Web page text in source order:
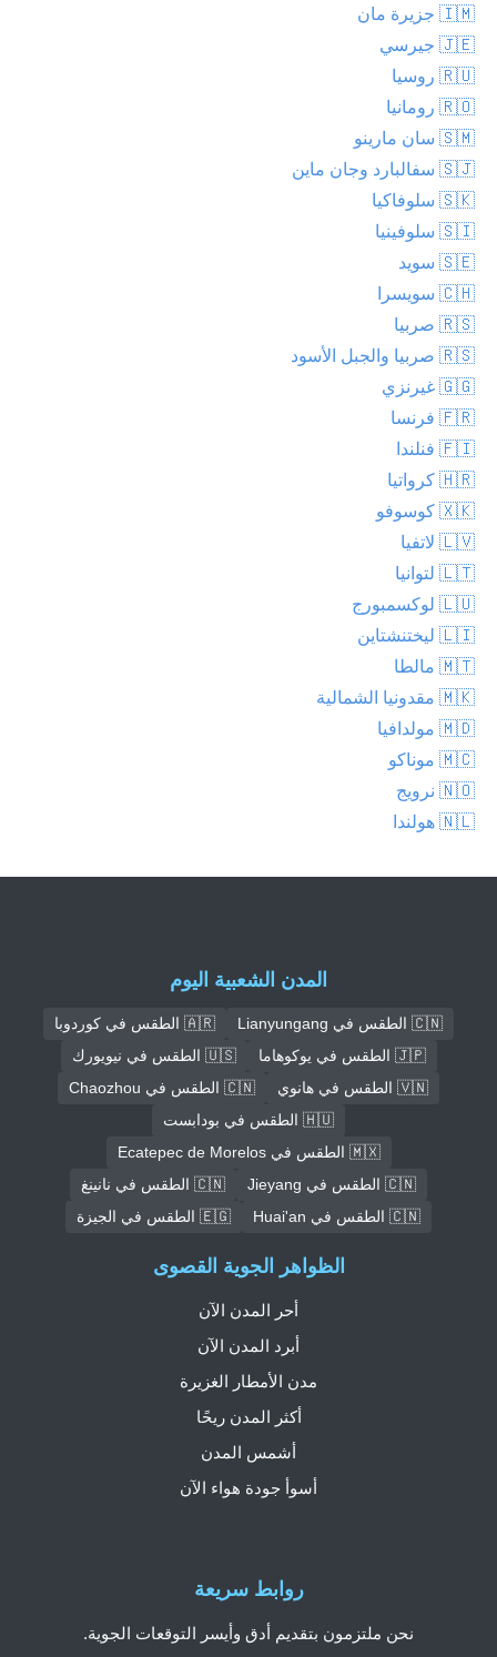
🇮🇲 جزيرة مان
🇯🇪 جيرسي
🇷🇺 روسيا
🇷🇴 رومانيا
🇸🇲 سان مارينو
🇸🇯 سفالبارد وجان ماين
🇸🇰 سلوفاكيا
🇸🇮 سلوفينيا
🇸🇪 سويد
🇨🇭 سويسرا
🇷🇸 صربيا
🇷🇸 صربيا والجبل الأسود
🇬🇬 غيرنزي
🇫🇷 فرنسا
🇫🇮 فنلندا
🇭🇷 كرواتيا
🇽🇰 كوسوفو
🇱🇻 لاتفيا
🇱🇹 لتوانيا
🇱🇺 لوكسمبورج
🇱🇮 ليختنشتاين
🇲🇹 مالطا
🇲🇰 مقدونيا الشمالية
🇲🇩 مولدافيا
🇲🇨 موناكو
🇳🇴 نرويج
🇳🇱 هولندا
المدن الشعبية اليوم
🇨🇳 الطقس في Lianyungang
🇦🇷 الطقس في كوردوبا
🇯🇵 الطقس في يوكوهاما
🇺🇸 الطقس في نيويورك
🇻🇳 الطقس في هانوي
🇨🇳 الطقس في Chaozhou
🇭🇺 الطقس في بودابست
🇲🇽 الطقس في Ecatepec de Morelos
🇨🇳 الطقس في Jieyang
🇨🇳 الطقس في نانينغ
🇨🇳 الطقس في Huai'an
🇪🇬 الطقس في الجيزة
روابط سريعة
نحن ملتزمون بتقديم أدق وأيسر التوقعات الجوية.
الظواهر الجوية القصوى
أحر المدن الآن
أبرد المدن الآن
مدن الأمطار الغزيرة
أكثر المدن ريحًا
أشمس المدن
أسوأ جودة هواء الآن